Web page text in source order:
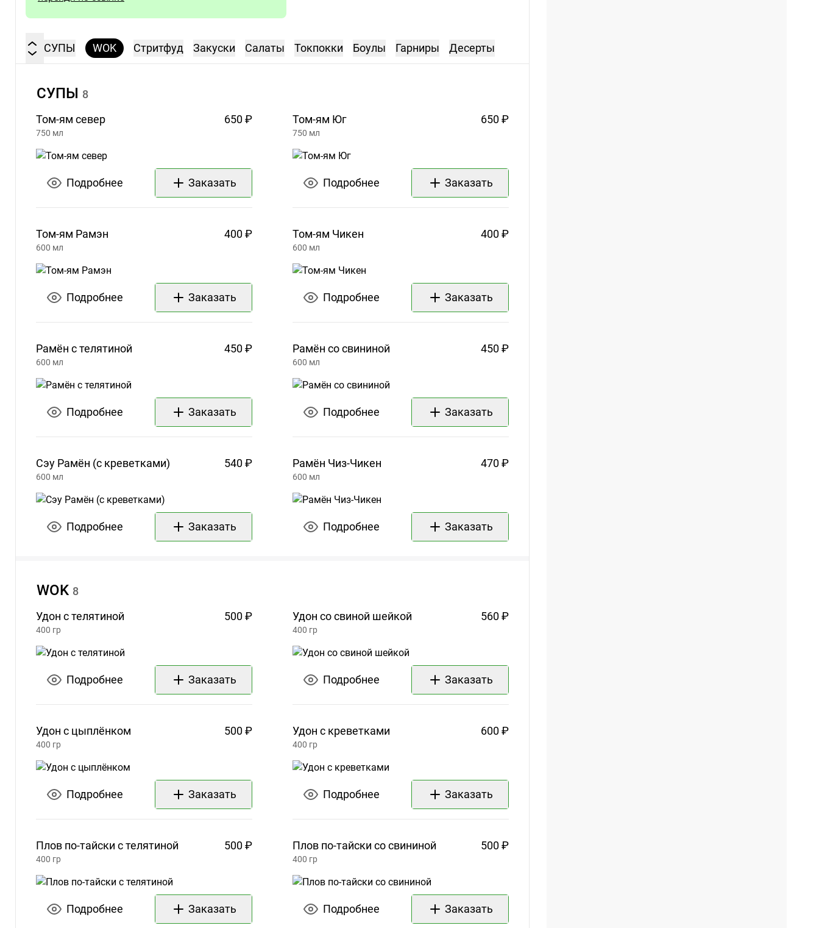
СУПЫ WOK Стритфуд Закуски Салаты Токпокки Боулы Гарниры Десерты
СУПЫ 8
Том-ям север 650 ₽
750 мл
Подробнее Заказать
Том-ям Юг 650 ₽
750 мл
Подробнее Заказать
Том-ям Рамэн 400 ₽
600 мл
Подробнее Заказать
Том-ям Чикен 400 ₽
600 мл
Подробнее Заказать
Рамён стелятиной 450 ₽
600 мл
Подробнее Заказать
Рамён сосвининой 450 ₽
600 мл
Подробнее Заказать
Сэу Рамён (с креветками) 540 ₽
600 мл
Подробнее Заказать
Рамён Чиз-Чикен 470 ₽
600 мл
Подробнее Заказать
WOK 8
Удон стелятиной 500 ₽
400 гр
Подробнее Заказать
Удон со свиной шейкой 560 ₽
400 гр
Подробнее Заказать
Удон с цыплёнком 500 ₽
400 гр
Подробнее Заказать
Удон с креветками 600 ₽
400 гр
Подробнее Заказать
Плов по-тайски стелятиной 500 ₽
400 гр
Подробнее Заказать
Плов по-тайски сосвининой 500 ₽
400 гр
Подробнее Заказать